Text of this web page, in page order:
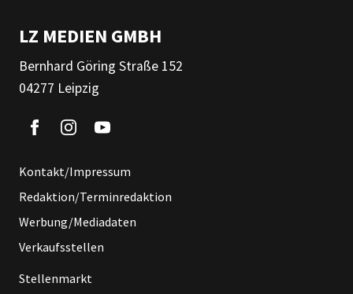
LZ MEDIEN GMBH
Bernhard Göring Straße 152
04277 Leipzig
Kontakt/Impressum
Redaktion/Terminredaktion
Werbung/Mediadaten
Verkaufsstellen
Stellenmarkt